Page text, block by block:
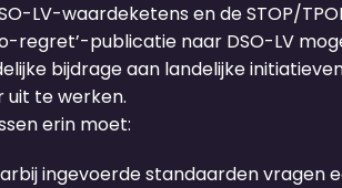
LV-waardeketens en de STOP/
regret’-publicatie naar DSO-LV
bijdrage aan landelijke
te werken.
erin moet:
ingevoerde standaarden